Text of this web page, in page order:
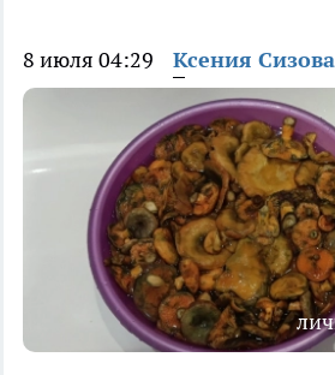
8 июля 04:29 Ксения Сизова